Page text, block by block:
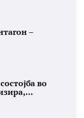
–
во